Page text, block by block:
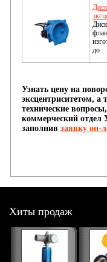
до
Узнать цену на
эксцентриситетом,
технические
коммерческий
заполнив заявку он-
Хиты продаж